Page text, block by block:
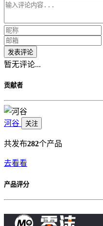
发表评论
暂无评论...
贡献者
河谷 关注
共发布282个产品
去看看
产品评分